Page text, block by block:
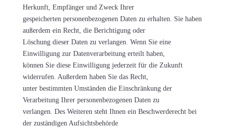
Herkunft, Empfänger und Zweck Ihrer
gespeicherten personenbezogenen Daten zu erhalten. Sie haben
außerdem ein Recht, die Berichtigung oder
Löschung dieser Daten zu verlangen. Wenn Sie eine
Einwilligung zur Datenverarbeitung erteilt haben,
können Sie diese Einwilligung jederzeit für die Zukunft
widerrufen. Außerdem haben Sie das Recht,
unter bestimmten Umständen die Einschränkung der
Verarbeitung Ihrer personenbezogenen Daten zu
verlangen. Des Weiteren steht Ihnen ein Beschwerderecht bei
der zuständigen Aufsichtsbehörde